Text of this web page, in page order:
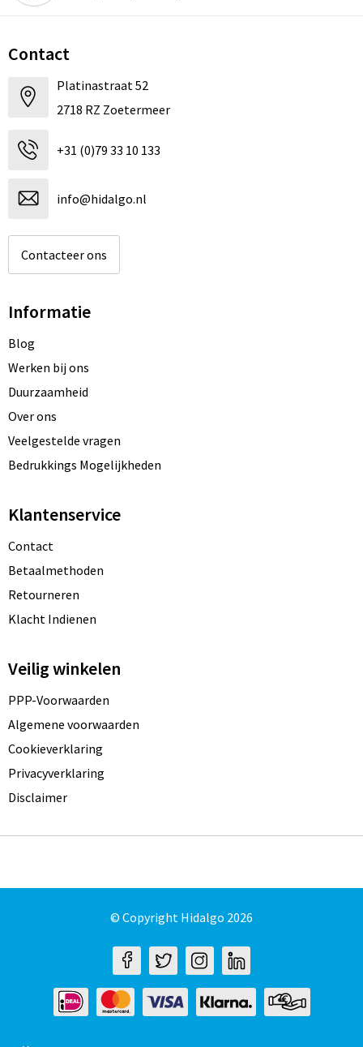
Contact
Platinastraat 52
2718 RZ Zoetermeer
+31 (0)79 33 10 133
info@hidalgo.nl
Contacteer ons
Informatie
Blog
Werken bij ons
Duurzaamheid
Over ons
Veelgestelde vragen
Bedrukkings Mogelijkheden
Klantenservice
Contact
Betaalmethoden
Retourneren
Klacht Indienen
Veilig winkelen
PPP-Voorwaarden
Algemene voorwaarden
Cookieverklaring
Privacyverklaring
Disclaimer
© Copyright Hidalgo 2026